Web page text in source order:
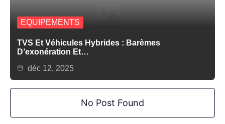
EQUIPEMENTS
TVS Et Véhicules Hybrides : Barèmes
D’exonération Et…
déc 12, 2025
No Post Found